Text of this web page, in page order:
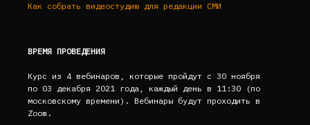
Как собрать видеостудию для редакции СМИ
ВРЕМЯ ПРОВЕДЕНИЯ
Курс из 4 вебинаров, которые пройдут с 30 ноября
по 03 декабря 2021 года, каждый день в 11:30 (по
московскому времени). Вебинары будут проходить в
Zoom.